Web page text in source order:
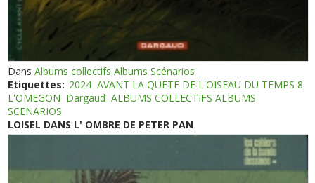
DansAlbums collectifs Albums Scénarios
Etiquettes: 2024 AVANT LA QUETE DE L'OISEAU DU TEMPS 8
L'OMEGON Dargaud ALBUMS COLLECTIFS ALBUMS
SCENARIOS
LOISEL DANS L' OMBRE DE PETER PAN